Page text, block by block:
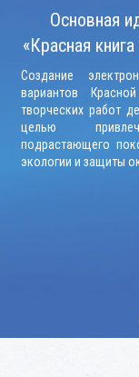
Основная
«Красная
Создание
вариантов
творческих работ
целью
подрастающего
экологии и защиты